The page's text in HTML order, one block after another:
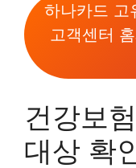
하나카드 고
고객센터
건강보
대상 확